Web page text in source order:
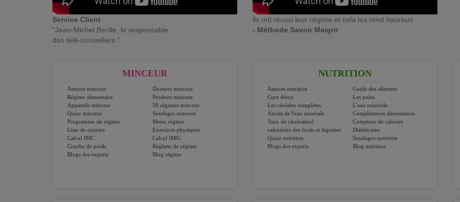
Service Client
"Jean-Michel Berille, le responsable
des télé-conseillers."
ils ont réussi leur régime et cela les rend heureux
- Méthode Savoir Maigrir
MINCEUR
Astuces minceur
Dossiers minceur
Régime alimentaire
Produits minceur
Appareils minceur
50 régimes minceur
Quizz minceur
Sondages minceur
Programme de régime
Menu régime
Liste de courses
Exercices physiques
Calcul IMC
Calcul IMG
Courbe de poids
Réglette de régime
Blogs des experts
Blog régime
NUTRITION
Astuces nutrition
Guide des aliments
Cure détox
Les pains
Les céréales complètes
L'eau minérale
Atouts de l'eau minérale
Compléments alimentaires
Taux de cholestérol
Compteur de calories
calendrier des fruits et légumes
Diététiciens
Quizz nutrition
Sondages nutrition
Blogs des experts
Blog nutrition